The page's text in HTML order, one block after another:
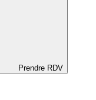
Prendre RDV